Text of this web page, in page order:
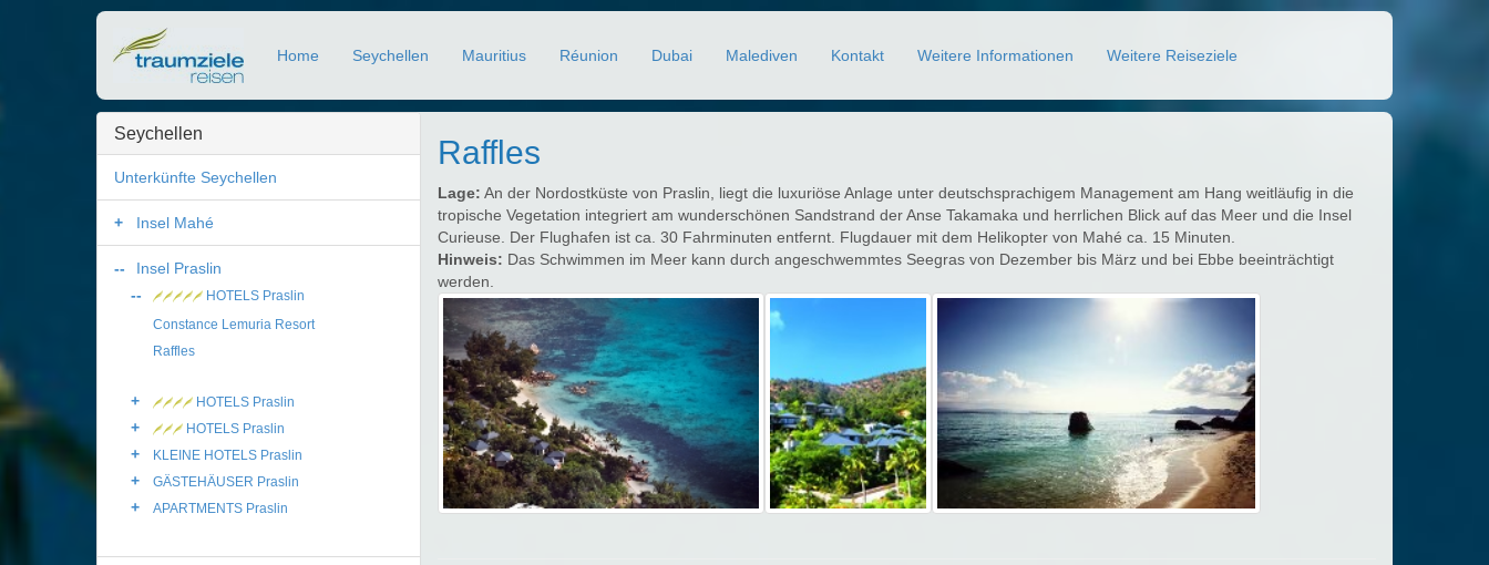
Home Seychellen Mauritius Réunion Dubai Malediven Kontakt Weitere Informationen Weitere Reiseziele
Seychellen
Unterkünfte Seychellen
Insel Mahé
Insel Praslin
HOTELS Praslin
Constance Lemuria Resort
Raffles
HOTELS Praslin
HOTELS Praslin
KLEINE HOTELS Praslin
GÄSTEHÄUSER Praslin
APARTMENTS Praslin
Raffles
Lage: An der Nordostküste von Praslin, liegt die luxuriöse Anlage unter deutschsprachigem Management am Hang weitläufig in die
tropische Vegetation integriert am wunderschönen Sandstrand der Anse Takamaka und herrlichen Blick auf das Meer und die Insel
Curieuse. Der Flughafen ist ca. 30 Fahrminuten entfernt. Flugdauer mit dem Helikopter von Mahé ca. 15 Minuten.
Hinweis: Das Schwimmen im Meer kann durch angeschwemmtes Seegras von Dezember bis März und bei Ebbe beeinträchtigt
werden.